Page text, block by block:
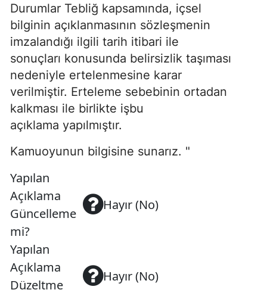
Durumlar Tebliğ kapsamında, içsel
bilginin açıklanmasının sözleşmenin
imzalandığı ilgili tarih itibari ile
sonuçları konusunda belirsizlik taşıması
nedeniyle ertelenmesine karar
verilmiştir. Erteleme sebebinin ortadan
kalkması ile birlikte işbu
açıklama yapılmıştır.
Kamuoyunun bilgisine sunarız. "
Yapılan
Açıklama
Güncelleme
mi?
Hayır (No)
Yapılan
Açıklama
Düzeltme
Hayır (No)